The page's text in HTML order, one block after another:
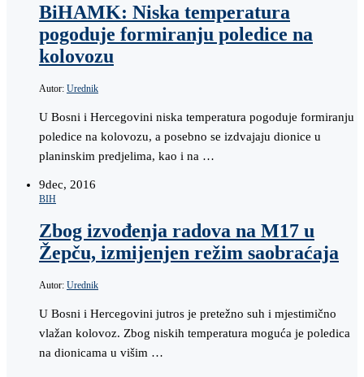
BiHAMK: Niska temperatura
pogoduje formiranju poledice na
kolovozu
Autor: Urednik
U Bosni i Hercegovini niska temperatura pogoduje formiranju
poledice na kolovozu, a posebno se izdvajaju dionice u
planinskim predjelima, kao i na …
9dec, 2016
BIH
Zbog izvođenja radova na M17 u
Žepču, izmijenjen režim saobraćaja
Autor: Urednik
U Bosni i Hercegovini jutros je pretežno suh i mjestimično
vlažan kolovoz. Zbog niskih temperatura moguća je poledica
na dionicama u višim …